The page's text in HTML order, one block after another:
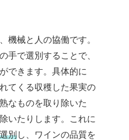
機械と人の協働です。
手で選別することで、
できます。具体的に
てくる収穫した果実の
なものを取り除いた
いたりします。これに
別し、ワインの品質を